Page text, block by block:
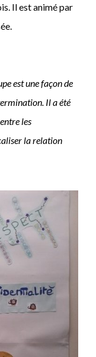
Il est animé par
est une façon de
Il a été
les
la relation